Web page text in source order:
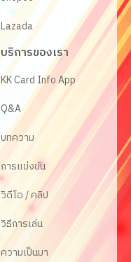
Lazada
บริการของเรา
KK Card Info App
Q&A
บทความ
การแข่งขัน
วิดีโอ / คลิป
วิธีการเล่น
ความเป็นมา